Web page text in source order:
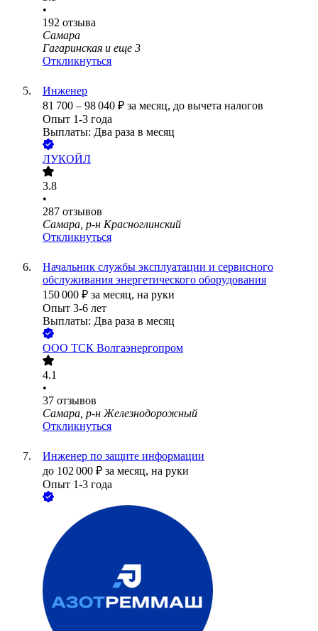
•
192 отзыва
Самара
Гагаринская и еще 3
Откликнуться
Инженер
81 700 – 98 040 ₽ за месяц, до вычета налогов
Опыт 1-3 года
Выплаты: Два раза в месяц
ЛУКОЙЛ
3.8
•
287 отзывов
Самара, р-н Красноглинский
Откликнуться
Начальник службы эксплуатации и сервисного
обслуживания энергетического оборудования
150 000 ₽ за месяц, на руки
Опыт 3-6 лет
Выплаты: Два раза в месяц
ООО ТСК Волгаэнергопром
4.1
•
37 отзывов
Самара, р-н Железнодорожный
Откликнуться
Инженер по защите информации
до 102 000 ₽ за месяц, на руки
Опыт 1-3 года